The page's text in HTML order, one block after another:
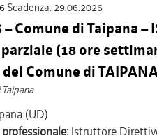
Scadenza: 29.06.2026
Comune di Taipana –
(18 ore
Comune di
(UD)
Istruttore